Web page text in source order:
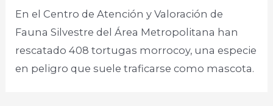
En el Centro de Atención y Valoración de
Fauna Silvestre del Área Metropolitana han
rescatado 408 tortugas morrocoy, una especie
en peligro que suele traficarse como mascota.